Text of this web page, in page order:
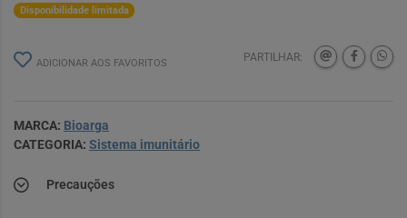
Disponibilidade limitada
ADICIONAR AOS FAVORITOS PARTILHAR:
MARCA: Bioarga
CATEGORIA: Sistema imunitário
Precauções